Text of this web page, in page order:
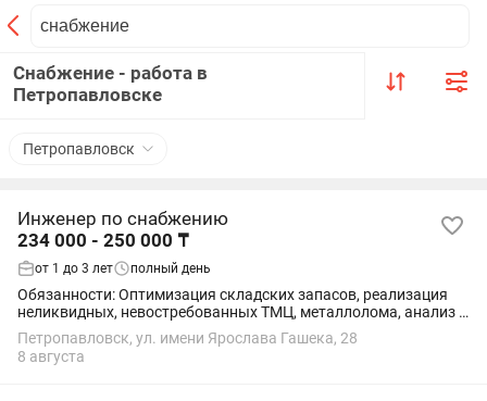
Снабжение - работа в
Петропавловске
Петропавловск
Инженер по снабжению
234 000 - 250 000 ₸
от 1 до 3 лет полный день
Обязанности: Оптимизация складских запасов, реализация
неликвидных, невостребованных ТМЦ, металлолома, анализ и
подготовка отчетности по движению и фактическому
использованию неликвидных...
Петропавловск, ул. имени Ярослава Гашека, 28
8 августа